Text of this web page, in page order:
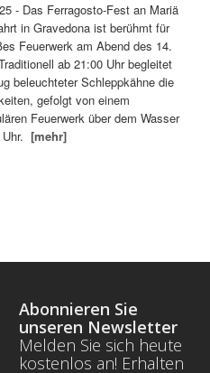
- Das Ferragosto-Fest an Mariä
in Gravedona ist berühmt für
Feuerwerk am Abend des 14.
ab 21:00 Uhr begleitet
beleuchteter Schleppkähne die
gefolgt von einem
Feuerwerk über dem Wasser
Uhr.[mehr]
Abonnieren Sie
unseren Newsletter
Melden Sie sich heute
kostenlos an! Erhalten